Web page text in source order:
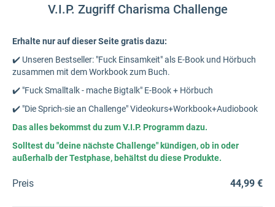
V.I.P. Zugriff Charisma Challenge
Erhalte nur auf dieser Seite gratis dazu:
✔️ Unseren Bestseller: "Fuck Einsamkeit" als E-Book und Hörbuch
zusammen mit dem Workbook zum Buch.
✔️ ​"Fuck Smalltalk - mache Bigtalk" E-Book + Hörbuch
✔️ "Die Sprich-sie an Challenge" Videokurs+Workbook+Audiobook
Das alles bekommst du zum V.I.P. Programm dazu.
Solltest du "deine nächste Challenge" kündigen, ob in oder
außerhalb der Testphase, behältst du diese Produkte.
Preis 44,99 €